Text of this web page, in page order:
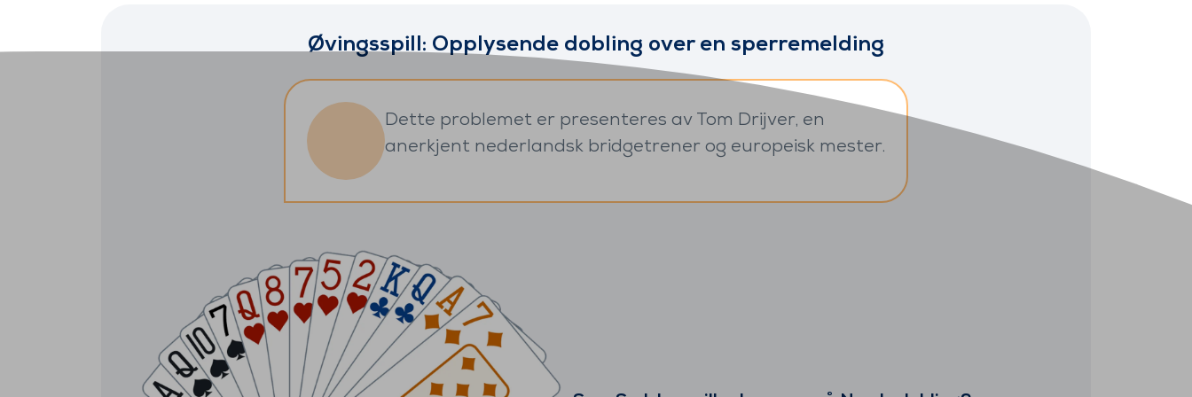
Øvingsspill: Opplysende dobling over en sperremelding
Dette problemet er presenteres av Tom Drijver, en
anerkjent nederlandsk bridgetrener og europeisk mester.